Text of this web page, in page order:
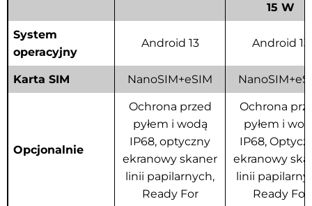
15 W
System
operacyjny
Android 13 Android 13
Karta SIM NanoSIM+eSIM
Opcjonalnie
Ochrona przed
pyłem i wodą
IP68, optyczny
ekranowy skaner
linii papilarnych,
Ready For
Ochrona
pyłem i
IP68,
ekranowy
linii
Ready For